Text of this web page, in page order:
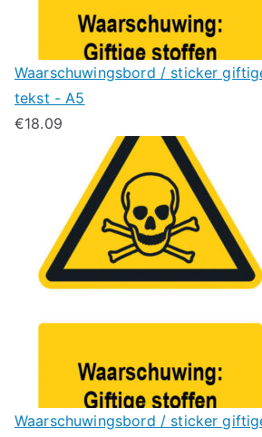
Waarschuwingsbord / sticker
tekst - A5
€18.09
Waarschuwingsbord / sticker